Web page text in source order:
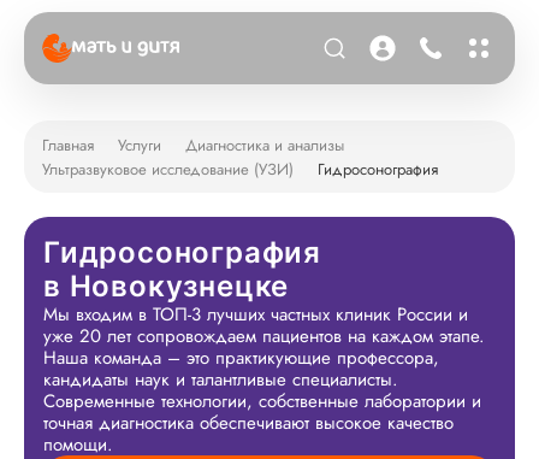
Главная Услуги
Диагностика и анализы
Ультразвуковое исследование (УЗИ)
Гидросонография
Гидросонография
в Новокузнецке
Мы входим в ТОП-3 лучших частных клиник России и
уже 20 лет сопровождаем пациентов на каждом этапе.
Наша команда – это практикующие профессора,
кандидаты наук и талантливые специалисты.
Современные технологии, собственные лаборатории и
точная диагностика обеспечивают высокое качество
помощи.